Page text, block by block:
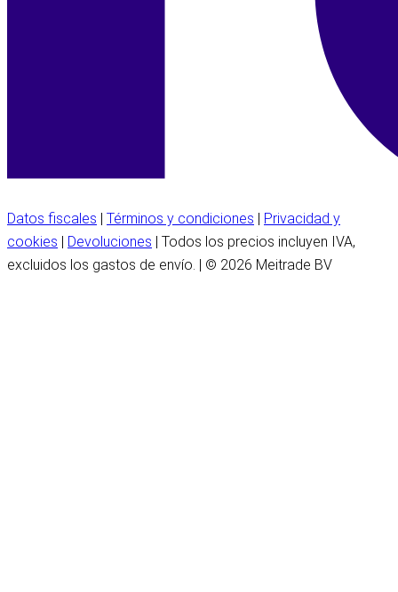
Datos fiscales Términos y condiciones
Privacidad y
cookies
Devoluciones | Todos los precios incluyen IVA,
excluidos los gastos de envío. | © 2026 Meitrade BV